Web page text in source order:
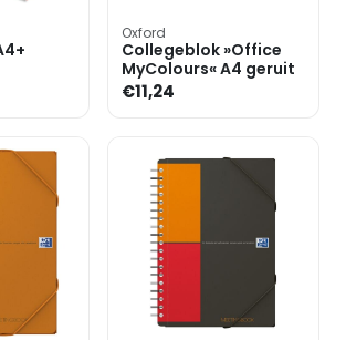
Oxford
Collegeblok »Office
MyColours« A4 geruit
€11,24